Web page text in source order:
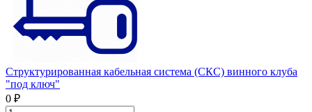
Структурированная кабельная система (СКС) винного клуба
"под ключ"
0 ₽